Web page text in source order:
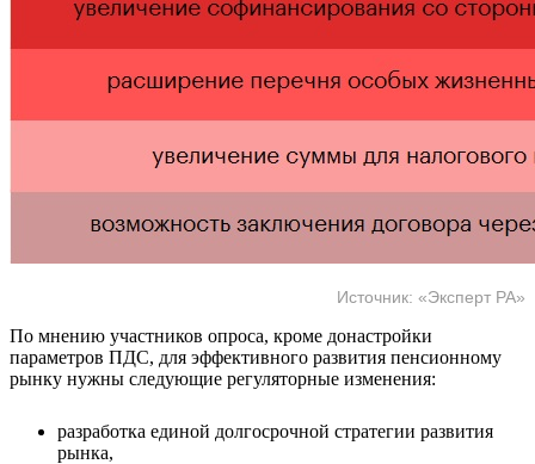
Источник: «Эксперт РА»
По мнению участников опроса, кроме донастройки
параметров ПДС, для эффективного развития пенсионному
рынку нужны следующие регуляторные изменения:
разработка единой долгосрочной стратегии развития
рынка,